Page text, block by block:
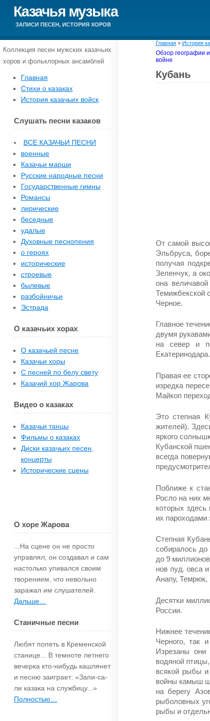
Казачья музыка
ЗАПИСИ ПЕСЕН, ИСТОРИЯ ХОРОВ
Коллекция песен мужских казачьих
хоров и фольклорных ансамблей
Главная
Стихи о казаках
История казачьих войск
Слушать песни казаков
ВСЕ КАЗАЧЬИ ПЕСНИ
военные
Казачьи марши
Русские народные песни
Государственные гимны
Романсы
лирические
беседные
удалые
Духовные песнопения
о героях
исторические
строевые
былевые
разбойничьи
Эстрада
О казачьих хорах
О казачьей песне
Казачьи хоры
С песней по белу свету
Казачий хор Жарова
Видео о казаках
Казачьи танцы
Фильмы о казаках
Диски казачьих песен,
концерты
Исторические сцены
О хоре Жарова
...На сцене он не просто
управлял, он создавал и сам
настолько упи­вался своим
творением, что невольно
зара­жал им слушателей.
Дальше…
Станичные песни
Любят попеть в Кременской
станице... В темноте летнего
вечерка кто-нибудь каш­лянет
и песню заиграет: «Запи-са-
ли казака на службицу...»
Полностью…
Главная» История
Обзор географии
войне
Кубань
От самой
Эльбруса,
получая
Зеленчук, а
она
Темижбекской
Чер­ное.
Главное
двумя
на север и
Екатеринодара.
Правая ее
изредка
Майкоп
Это степная
жителей).
яркого
Кубанской
всегда
Поближе к
Росло на них
которых
их пароходами
Степная
собиралось
до 9
нов пуд. овса
Анапу, Темрюк,
Десятки
России.
Нижнее
Черного, так
Изрезаны они
водяной
всякой рыбы
войны камыш
на берегу
рыболовных
рыбы и